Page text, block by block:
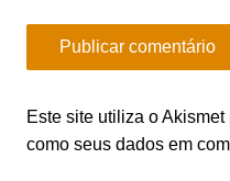
Este site utiliza o
como seus dados em